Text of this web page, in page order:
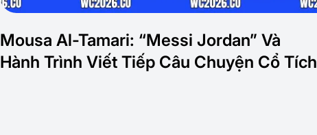
Mousa Al-Tamari: “Messi Jordan” Và
Hành Trình Viết Tiếp Câu Chuyện Cổ Tích